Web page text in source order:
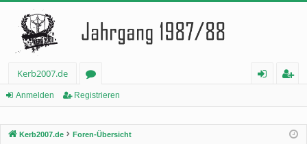
Kerb2007.de
or
rie
Anmelden Registrieren
Kerb2007.de Foren-Übersicht